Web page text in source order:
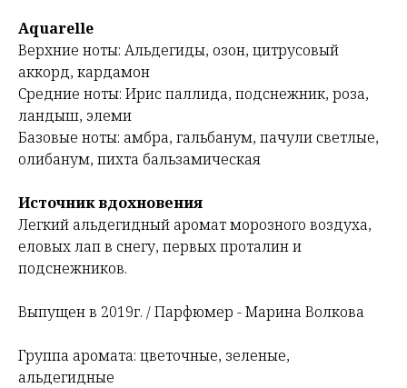
Aquarelle
Верхние ноты: Альдегиды, озон, цитрусовый
аккорд, кардамон
Средние ноты: Ирис паллида, подснежник, роза,
ландыш, элеми
Базовые ноты: амбра, гальбанум, пачули светлые,
олибанум, пихта бальзамическая
Источник вдохновения
Легкий альдегидный аромат морозного воздуха,
еловых лап в снегу, первых проталин и
подснежников.
Выпущен в 2019г. / Парфюмер - Марина Волкова
Группа аромата: цветочные, зеленые,
альдегидные